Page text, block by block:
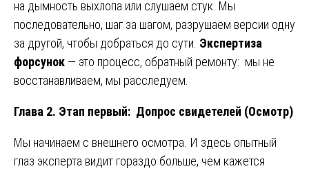
на дымность выхлопа или слушаем стук. Мы
последовательно, шаг за шагом, разрушаем версии одну
за другой, чтобы добраться до сути. Экспертиза
форсунок — это процесс, обратный ремонту: мы не
восстанавливаем, мы расследуем.
Глава 2. Этап первый: Допрос свидетелей (Осмотр)
Мы начинаем с внешнего осмотра. И здесь опытный
глаз эксперта видит гораздо больше, чем кажется